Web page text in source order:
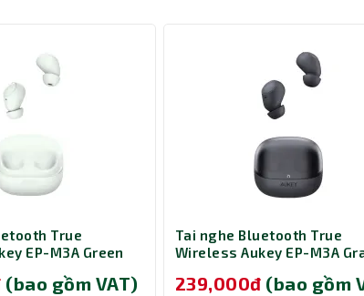
05410400-R3M1)
là bộ đôi driver Razer™ TriForce
nghệ TriForce độc quyền của Razer cho phép các kỹ
gì? Âm thanh không còn bị trộn lẫn hay đục ngầu. Bạn
rõ ràng ở dải trung và những tiếng nổ, tiếng bass uy
chuẩn của nhiều tai nghe thông thường. Điều này có
chân của kẻ địch từ xa, xác định chính xác hướng
True
EP-M3A Green
(bao gồm VAT)
Tai nghe Bluetooth True
Wireless Aukey EP-M3A
239,000đ (bao gồm